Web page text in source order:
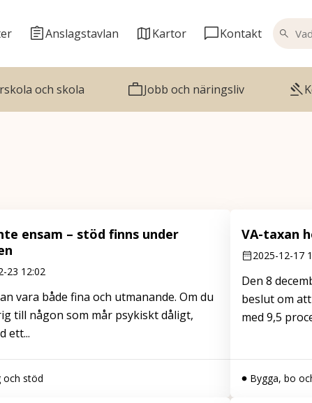
Anslagstavlan Kartor Kontakt
VAD
och skola Jobb och näringsliv
ensam – stöd finns under
23 12:02
vara både fina och utmanande. Om du
till någon som mår psykiskt dåligt,
ett...
och stöd
VA-taxan
2025-12-17
Den 8
beslut om
med 9,5
Bygga, bo